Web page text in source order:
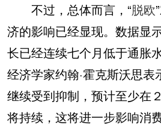
不过，总体而言，“脱欧
济的影响已经显现。数据显
长已经连续七个月低于通胀
经济学家约翰·霍克斯沃思
继续受到抑制，预计至少在
将持续，这将进一步影响消